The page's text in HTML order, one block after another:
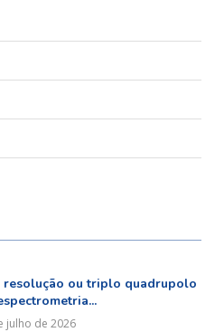
resolução ou triplo quadrupolo
julho de 2026